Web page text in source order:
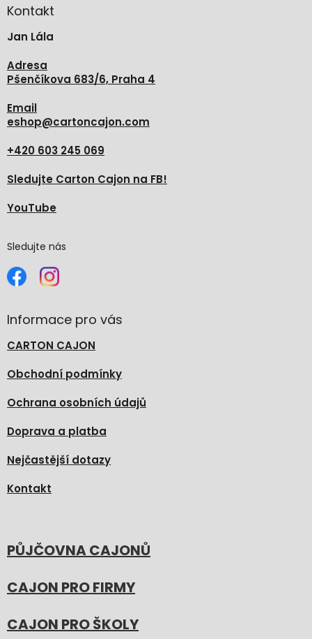
aKontakt
Jan Lála
Adresa
Pšenčíkova 683/6, Praha 4
Email
eshop@cartoncajon.com
+420 603 245 069
Sledujte Carton Cajon na FB!
YouTube
Sledujte nás
Informace pro vás
CARTON CAJON
Obchodní podmínky
Ochrana osobních údajů
Doprava a platba
Nejčastější dotazy
Kontakt
PŮJČOVNA CAJONŮ
CAJON PRO FIRMY
CAJON PRO ŠKOLY